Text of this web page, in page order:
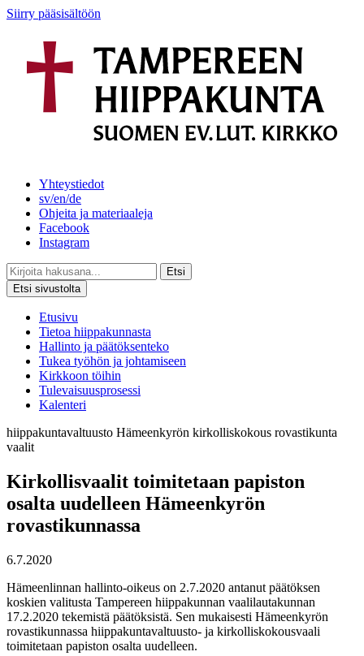
Siirry pääsisältöön
Yhteystiedot
sv/en/de
Ohjeita ja materiaaleja
Facebook
Instagram
Etsi
Etsi sivustolta
Etusivu
Tietoa hiippakunnasta
Hallinto ja päätöksenteko
Tukea työhön ja johtamiseen
Kirkkoon töihin
Tulevaisuusprosessi
Kalenteri
hiippakuntavaltuusto Hämeenkyrön kirkolliskokous rovastikunta
vaalit
Kirkollisvaalit toimitetaan papiston
osalta uudelleen Hämeenkyrön
rovastikunnassa
6.7.2020
Hämeenlinnan hallinto-oikeus on 2.7.2020 antanut päätöksen
koskien valitusta Tampereen hiippakunnan vaalilautakunnan
17.2.2020 tekemistä päätöksistä. Sen mukaisesti Hämeenkyrön
rovastikunnassa hiippakuntavaltuusto- ja kirkolliskokousvaali
toimitetaan papiston osalta uudelleen.